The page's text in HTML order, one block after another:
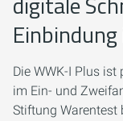
Die WWK-I Plus
im Ein- und
Stiftung Warentest